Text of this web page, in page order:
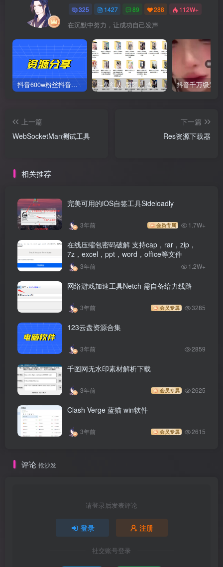
325 1427 89 288 112W+
在沉默中努力，让成功自己发声
抖音600w粉丝抖音网红痞幼一手资料 877P 500M 含私拍 斗鱼红人 腐团儿 含付费 大尺写真 32套
上一篇
WebSocketMan测试工具
下一篇
Res资源下载器
相关推荐
完美可用的iOS自签工具Sideloadly
3年前 会员专属 1.7W+
在线压缩包密码破解 支持cap，rar，zip，
7z，excel，ppt，word，office等文件
3年前 1.2W+
网络游戏加速工具Netch 需自备给力线路
3年前 会员专属 3285
123云盘资源合集
3年前 2859
千图网无水印素材解析下载
3年前 会员专属 2625
Clash Verge 蓝猫 win软件
3年前 会员专属 2615
评论 抢沙发
请登录后发表评论
登录 注册
社交账号登录